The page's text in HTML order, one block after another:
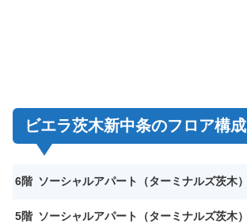
ビエラ茨木新中条のフロア構成
6階 ソーシャルアパート（ターミナルズ茨木）
5階 ソーシャルアパート （ターミナルズ茨木）